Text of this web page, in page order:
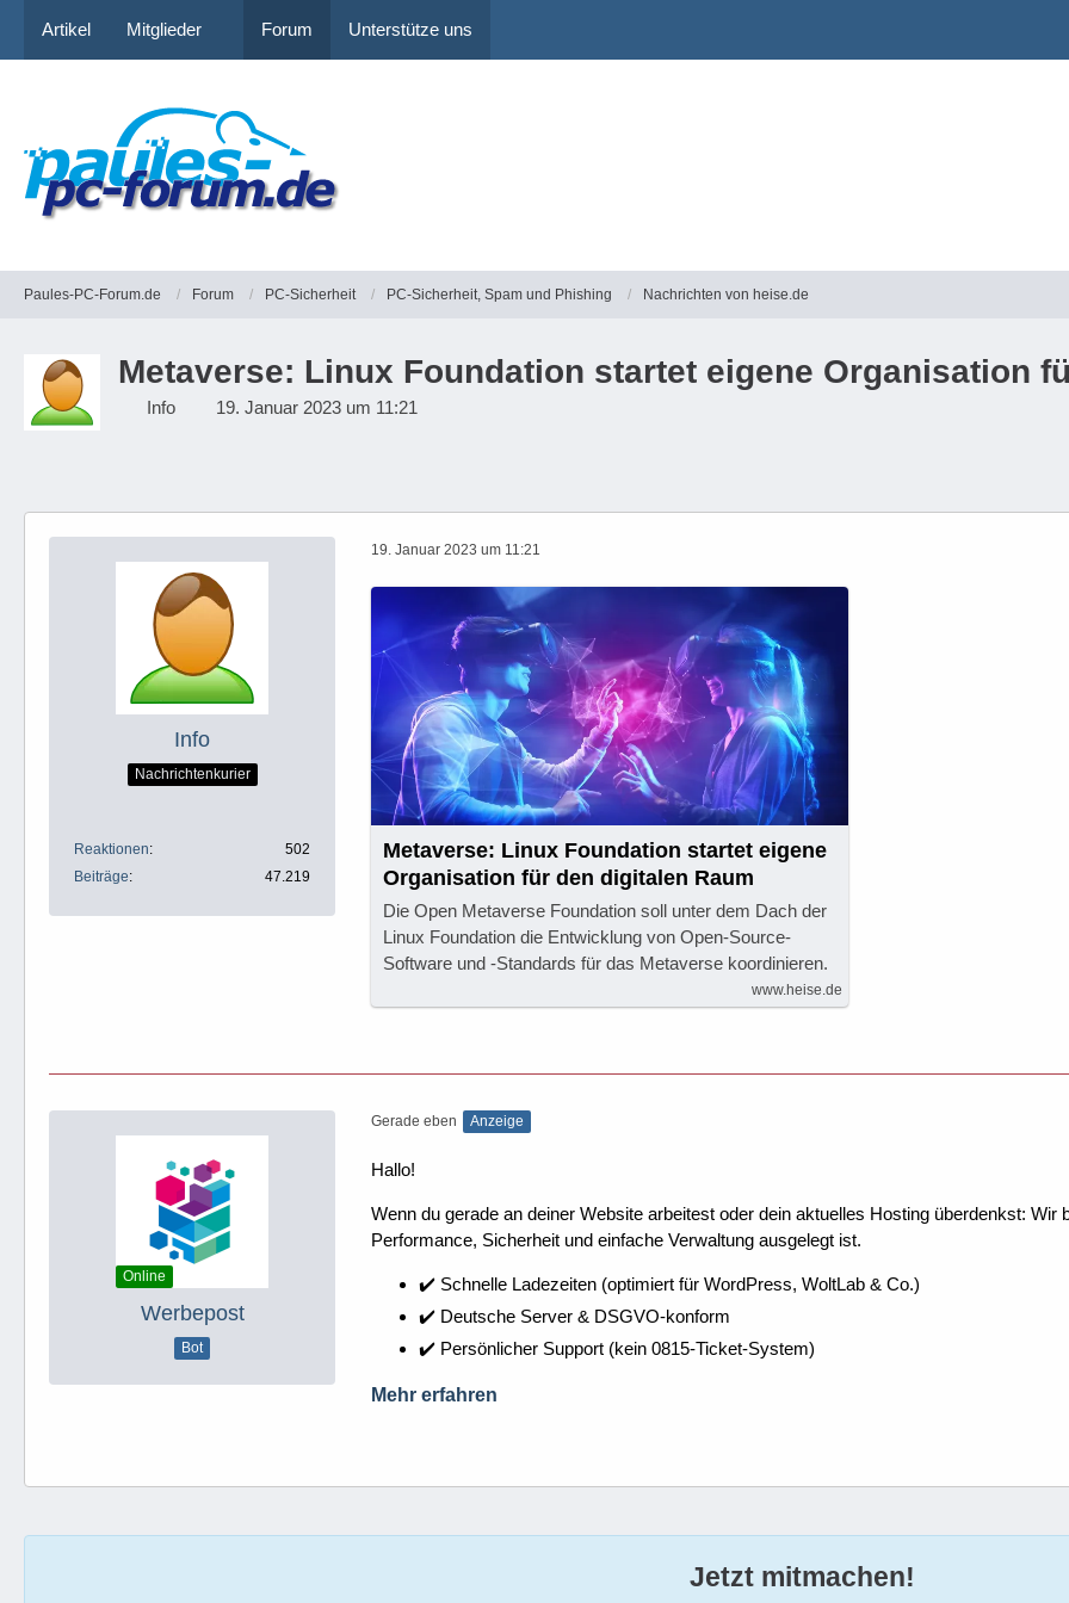
Artikel Mitglieder Forum Unterstütze uns
Paules-PC-Forum.de Forum PC-Sicherheit PC-Sicherheit, Spam und Phishing Nachrichten von heise.de
Metaverse: Linux Foundation startet eigene Organisation
Info 19. Januar 2023 um 11:21
Info
Nachrichtenkurier
Reaktionen
502
Beiträge
47.219
19. Januar 2023 um 11:21
Metaverse: Linux Foundation startet eigene
Organisation für den digitalen Raum
Die Open Metaverse Foundation soll unter dem Dach der
Linux Foundation die Entwicklung von Open-Source-
Software und -Standards für das Metaverse koordinieren.
www.heise.de
Online
Werbepost
Bot
Gerade eben Anzeige
Hallo!
Wenn du gerade an deiner Website arbeitest oder dein aktuelles Hosting überdenkst:
Performance, Sicherheit und einfache Verwaltung ausgelegt ist.
✔️ Schnelle Ladezeiten (optimiert für WordPress, WoltLab & Co.)
✔️ Deutsche Server & DSGVO-konform
✔️ Persönlicher Support (kein 0815-Ticket-System)
Mehr erfahren
Jetzt mitmachen!